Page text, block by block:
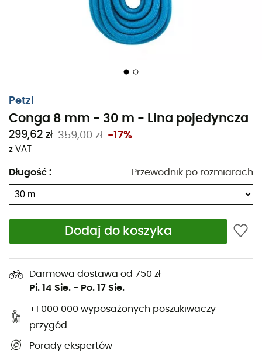
Petzl
Conga 8 mm - 30 m - Lina pojedyncza
299,62 zł 359,00 zł -17%
z VAT
Długość : Przewodnik po rozmiarach
Dodaj do koszyka
Darmowa dostawa od 750 zł
Pi. 14 Sie. - Po. 17 Sie.
+1 000 000 wyposażonych poszukiwaczy
przygód
Porady ekspertów